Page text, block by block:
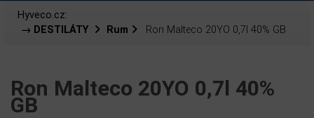
Hyveco.cz:
→ DESTILÁTY
Rum Ron Malteco 20YO 0,7l 40% GB
Ron Malteco 20YO 0,7l 40%
GB